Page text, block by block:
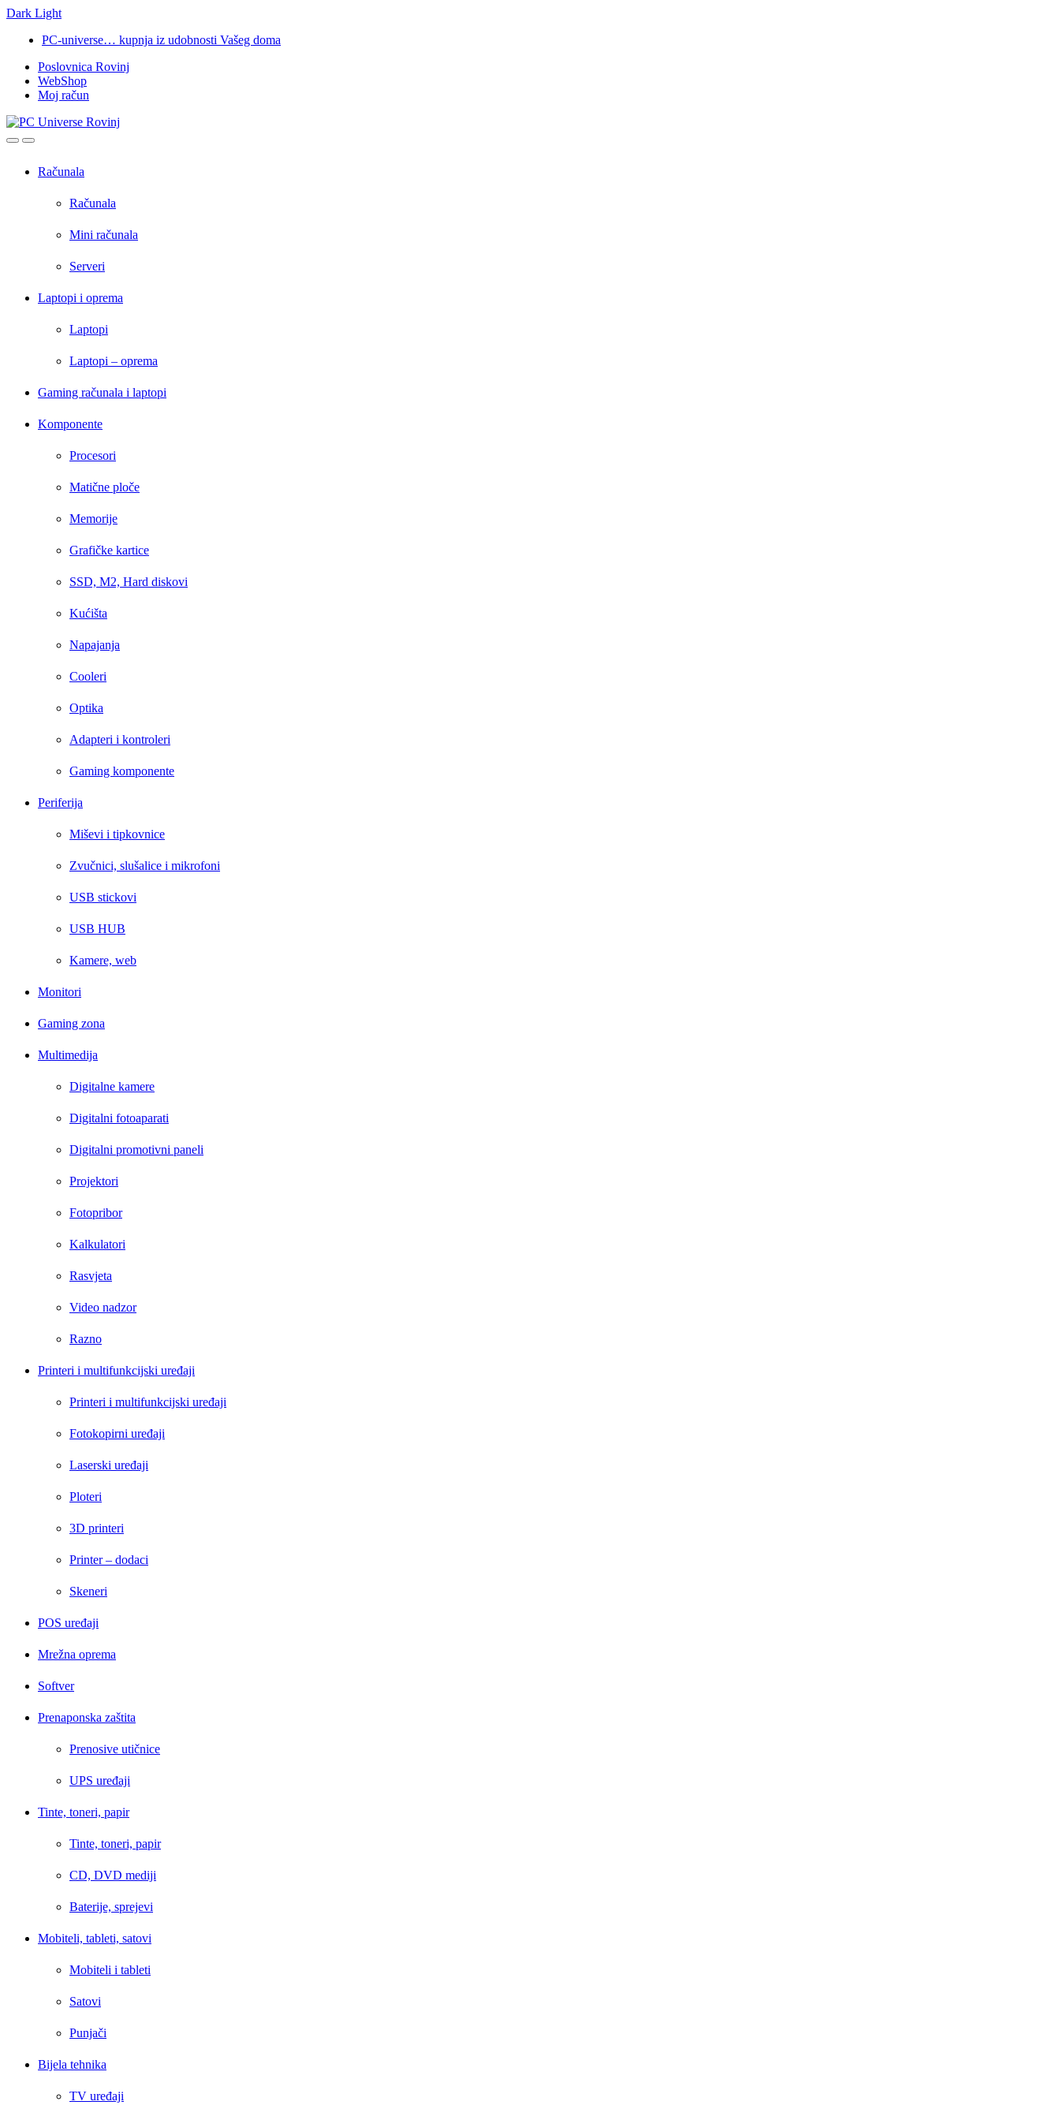
Dark Light
navigation
content
PC-universe… kupnja iz udobnosti Vašeg doma
Poslovnica Rovinj
WebShop
Moj račun
OpenClose
Računala
Računala
Mini računala
Serveri
Laptopi i oprema
Laptopi
Laptopi – oprema
Gaming računala i laptopi
Komponente
Procesori
Matične ploče
Memorije
Grafičke kartice
SSD, M2, Hard diskovi
Kućišta
Napajanja
Cooleri
Optika
Adapteri i kontroleri
Gaming komponente
Periferija
Miševi i tipkovnice
Zvučnici, slušalice i mikrofoni
USB stickovi
USB HUB
Kamere, web
Monitori
Gaming zona
Multimedija
Digitalne kamere
Digitalni fotoaparati
Digitalni promotivni paneli
Projektori
Fotopribor
Kalkulatori
Rasvjeta
Video nadzor
Razno
Printeri i multifunkcijski uređaji
Printeri i multifunkcijski uređaji
Fotokopirni uređaji
Laserski uređaji
Ploteri
3D printeri
Printer – dodaci
Skeneri
POS uređaji
Mrežna oprema
Softver
Prenaponska zaštita
Prenosive utičnice
UPS uređaji
Tinte, toneri, papir
Tinte, toneri, papir
CD, DVD mediji
Baterije, sprejevi
Mobiteli, tableti, satovi
Mobiteli i tableti
Satovi
Punjači
Bijela tehnika
TV uređaji